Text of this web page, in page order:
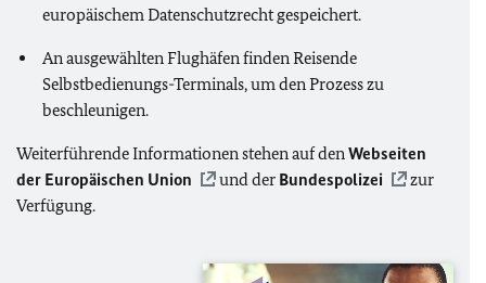
europäischem Datenschutzrecht gespeichert.
An ausgewählten Flughäfen finden Reisende
Selbstbedienungs-Terminals, um den Prozess zu
beschleunigen.
Weiterführende Informationen stehen auf denWebseiten
der Europäischen Union
und der Bundespolizei
zur
Verfügung.